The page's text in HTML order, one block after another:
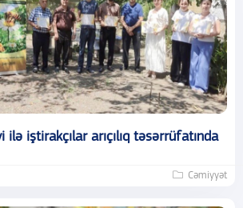
iştirakçılar arıçılıq təsərrüfatında
Cəmiyyət